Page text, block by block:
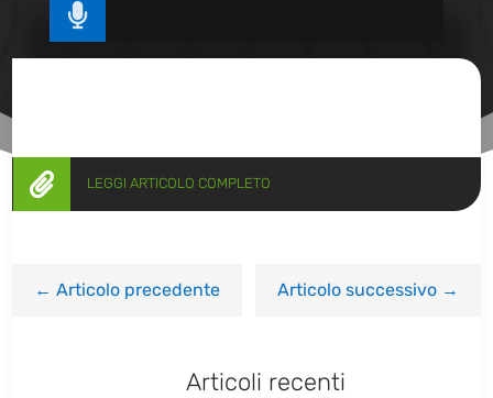

 LEGGI ARTICOLO COMPLETO
←Articolo precedente Articolo successivo→
Articoli recenti